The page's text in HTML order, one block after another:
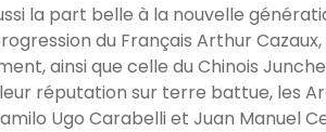
la part belle à la nouvelle
du Français Arthur Cazaux,
ainsi que celle du Chinois
leur réputation sur terre battue, les
Ugo Carabelli et Juan Manuel